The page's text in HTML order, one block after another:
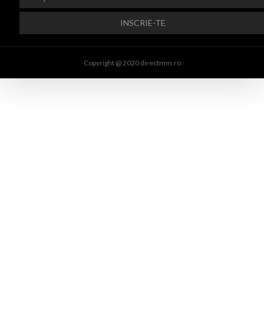
Copyright @ 2020 directmm.ro